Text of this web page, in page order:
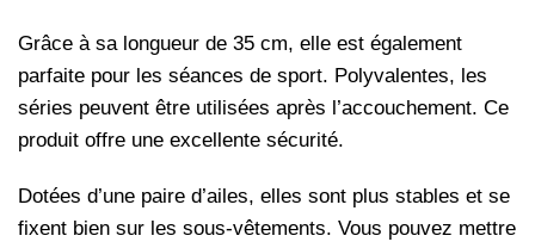
Grâce à sa longueur de 35 cm, elle est également
parfaite pour les séances de sport. Polyvalentes, les
séries peuvent être utilisées après l’accouchement. Ce
produit offre une excellente sécurité.
Dotées d’une paire d’ailes, elles sont plus stables et se
fixent bien sur les sous-vêtements. Vous pouvez mettre